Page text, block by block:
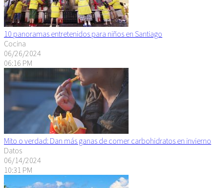
10 panoramas entretenidos para niños en Santiago
Cocina
06/26/2024
06:16 PM
Mito o verdad: Dan más ganas de comer carbohidratos en invierno
Datos
06/14/2024
10:31 PM